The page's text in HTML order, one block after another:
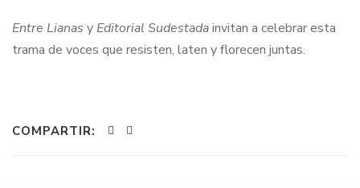
Entre Lianas y Editorial Sudestadainvitan a celebrar esta
trama de voces que resisten, laten y florecen juntas.
COMPARTIR: